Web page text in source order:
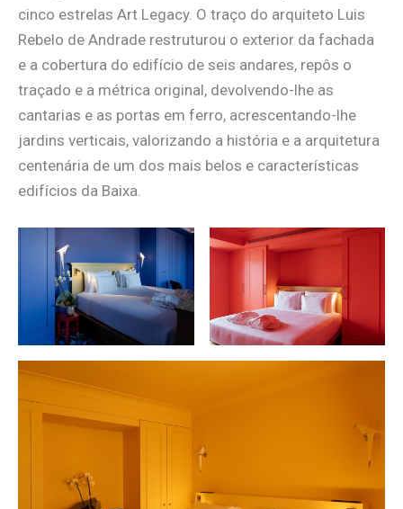
cinco estrelas Art Legacy. O traço do arquiteto Luis
Rebelo de Andrade restruturou o exterior da fachada
e a cobertura do edifício de seis andares, repôs o
traçado e a métrica original, devolvendo-lhe as
cantarias e as portas em ferro, acrescentando-lhe
jardins verticais, valorizando a história e a arquitetura
centenária de um dos mais belos e características
edifícios da Baixa.